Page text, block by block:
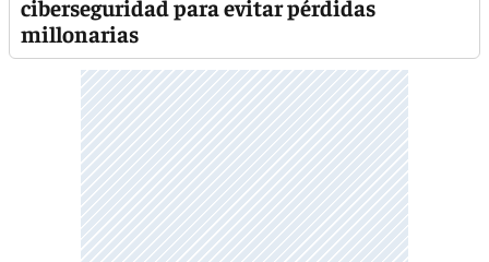
ciberseguridad para evitar pérdidas
millonarias